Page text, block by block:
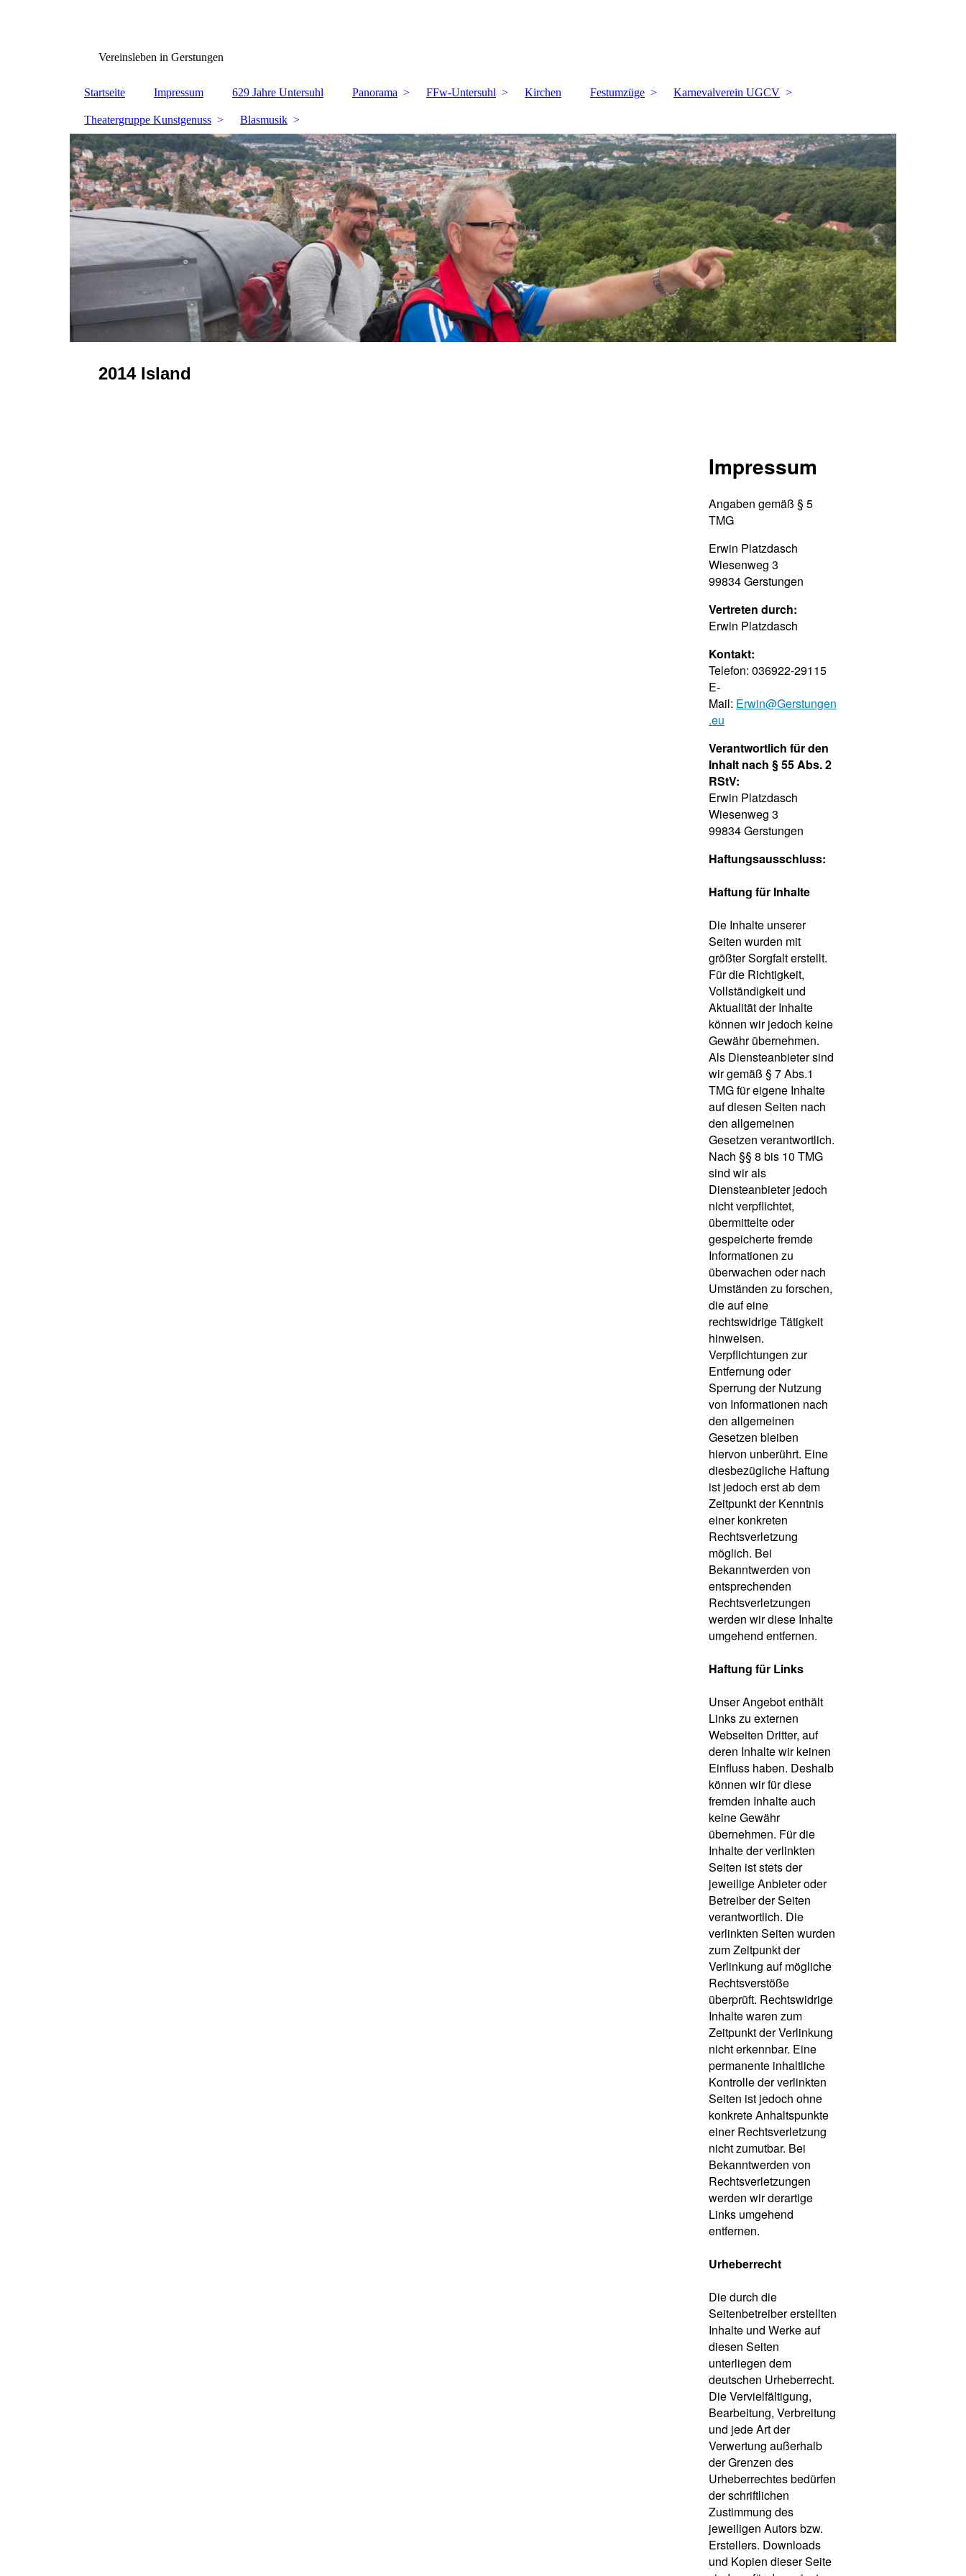
Vereinsleben in Gerstungen
Startseite Impressum 629 Jahre Untersuhl Panorama FFw-Untersuhl Kirchen Festumzüge Karnevalverein UGCV
Theatergruppe Kunstgenuss Blasmusik
2014 Island
Impressum
Angaben gemäß § 5
TMG
Erwin Platzdasch
Wiesenweg 3
99834 Gerstungen
Vertreten durch:
Erwin Platzdasch
Kontakt:
Telefon: 036922-29115
E-
Mail: Erwin@Gerstungen
.eu
Verantwortlich für den
Inhalt nach § 55 Abs. 2
RStV:
Erwin Platzdasch
Wiesenweg 3
99834 Gerstungen
Haftungsausschluss:
Haftung für Inhalte
Die Inhalte unserer
Seiten wurden mit
größter Sorgfalt erstellt.
Für die Richtigkeit,
Vollständigkeit und
Aktualität der Inhalte
können wir jedoch keine
Gewähr übernehmen.
Als Diensteanbieter sind
wir gemäß § 7 Abs.1
TMG für eigene Inhalte
auf diesen Seiten nach
den allgemeinen
Gesetzen verantwortlich.
Nach §§ 8 bis 10 TMG
sind wir als
Diensteanbieter jedoch
nicht verpflichtet,
übermittelte oder
gespeicherte fremde
Informationen zu
überwachen oder nach
Umständen zu forschen,
die auf eine
rechtswidrige Tätigkeit
hinweisen.
Verpflichtungen zur
Entfernung oder
Sperrung der Nutzung
von Informationen nach
den allgemeinen
Gesetzen bleiben
hiervon unberührt. Eine
diesbezügliche Haftung
ist jedoch erst ab dem
Zeitpunkt der Kenntnis
einer konkreten
Rechtsverletzung
möglich. Bei
Bekanntwerden von
entsprechenden
Rechtsverletzungen
werden wir diese Inhalte
umgehend entfernen.
Haftung für Links
Unser Angebot enthält
Links zu externen
Webseiten Dritter, auf
deren Inhalte wir keinen
Einfluss haben. Deshalb
können wir für diese
fremden Inhalte auch
keine Gewähr
übernehmen. Für die
Inhalte der verlinkten
Seiten ist stets der
jeweilige Anbieter oder
Betreiber der Seiten
verantwortlich. Die
verlinkten Seiten wurden
zum Zeitpunkt der
Verlinkung auf mögliche
Rechtsverstöße
überprüft. Rechtswidrige
Inhalte waren zum
Zeitpunkt der Verlinkung
nicht erkennbar. Eine
permanente inhaltliche
Kontrolle der verlinkten
Seiten ist jedoch ohne
konkrete Anhaltspunkte
einer Rechtsverletzung
nicht zumutbar. Bei
Bekanntwerden von
Rechtsverletzungen
werden wir derartige
Links umgehend
entfernen.
Urheberrecht
Die durch die
Seitenbetreiber erstellten
Inhalte und Werke auf
diesen Seiten
unterliegen dem
deutschen Urheberrecht.
Die Vervielfältigung,
Bearbeitung, Verbreitung
und jede Art der
Verwertung außerhalb
der Grenzen des
Urheberrechtes bedürfen
der schriftlichen
Zustimmung des
jeweiligen Autors bzw.
Erstellers. Downloads
und Kopien dieser Seite